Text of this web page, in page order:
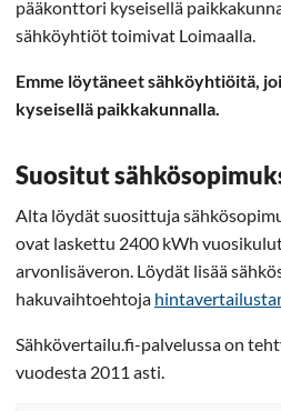
pääkonttori kyseisellä
sähköyhtiöt toimivat Loimaalla.
Emme löytäneet sähköyhtiöitä,
kyseisellä paikkakunnalla.
Suositut
Alta löydät suosittuja
ovat laskettu 2400 kWh
arvonlisäveron. Löydät lisää
hakuvaihtoehtoja
Sähkövertailu.fi-palvelussa on
vuodesta 2011 asti.